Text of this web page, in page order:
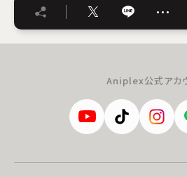
…
Aniplex公式アカ